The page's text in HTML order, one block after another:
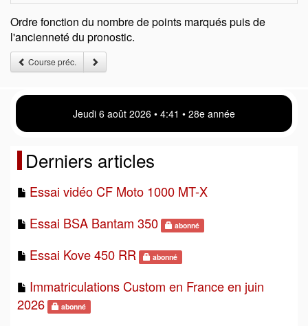
Ordre fonction du nombre de points marqués puis de
l'ancienneté du pronostic.
Course préc.
Jeudi 6 août 2026 • 4 41 • 28e année
Derniers articles
Essai vidéo CF Moto 1000 MT-X
Essai BSA Bantam 350
abonné
Essai Kove 450 RR abonné
Immatriculations Custom en France en juin
2026
abonné